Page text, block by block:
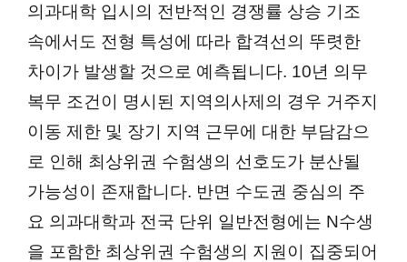
의과대학 입시의 전반적인 경쟁률 상승 기조
속에서도 전형 특성에 따라 합격선의 뚜렷한
차이가 발생할 것으로 예측됩니다. 10년 의무
복무 조건이 명시된 지역의사제의 경우 거주지
이동 제한 및 장기 지역 근무에 대한 부담감으
로 인해 최상위권 수험생의 선호도가 분산될
가능성이 존재합니다. 반면 수도권 중심의 주
요 의과대학과 전국 단위 일반전형에는 N수생
을 포함한 최상위권 수험생의 지원이 집중되어